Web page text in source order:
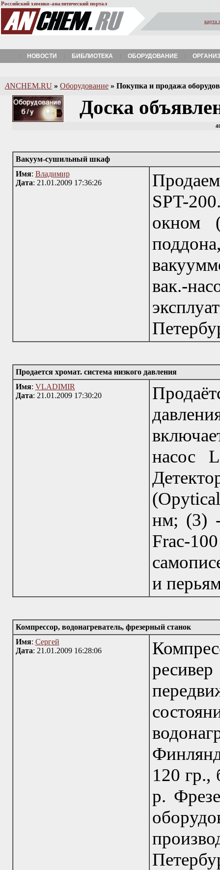
Российский химико-аналитический портал
карта
НОВОСТИ БИБЛИОТЕКА ОБОРУДОВАНИЕ
ANCHEM.RU » Оборудование » Покупка и продажа
Доска
Вакуум-сушильный шкаф
Имя: Владимир
Дата: 21.01.2009 17:36:26
SPT-
окном
вак.-
Продается хромат. система низкого давления
Имя: VLADIMIR
Дата: 21.01.2009 17:30:20
насос
нм; (3) -
Frac-
и
Компрессор, водонагреватель, фрезерный станок
Имя: Сергей
Дата: 21.01.2009 16:28:06
120 гр.,
р.